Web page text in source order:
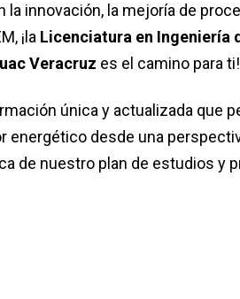
la innovación, la mejoría de
¡la Licenciatura en Ingeniería
Veracruz es el camino para ti!
única y actualizada que
energético desde una
de nuestro plan de estudios y